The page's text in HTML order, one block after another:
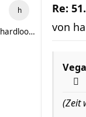
hardlooper
Re:
von
(Zeit